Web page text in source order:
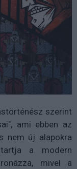
szerint
ami ebben az
nem új alapokra
a modern
mivel a